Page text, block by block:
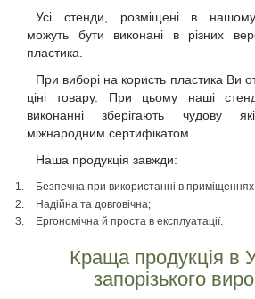
Усі стенди, розміщені в нашому
можуть бути виконані в різних
пластика.
При виборі на користь пластика Ви
ціні товару. При цьому наші
виконанні зберігають чудову
міжнародним сертифікатом.
Наша продукція завжди:
Безпечна при використанні в
Надійна та довговічна;
Ергономічна й проста в експлуатації.
Краща продукція в
запорізького